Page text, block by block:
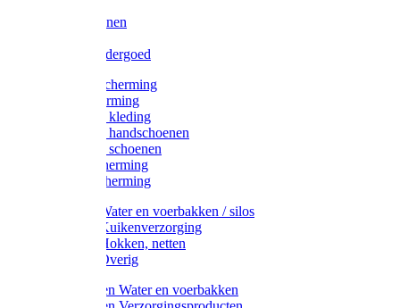
Handschoenen
Thermo ondergoed
Gehoorbescherming
Oogbescherming
Disposable kleding
Disposable handschoenen
Disposable schoenen
Mondbescherming
Hoofdbescherming
Pluimvee Water en voerbakken / silos
Pluimvee Kuikenverzorging
Pluimvee Hokken, netten
Pluimvee Overig
Knaagdieren Water en voerbakken